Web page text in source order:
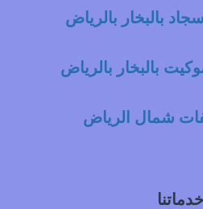
بالبخار بالرياض
بالبخار بالرياض
شمال الرياض
خدماتنا